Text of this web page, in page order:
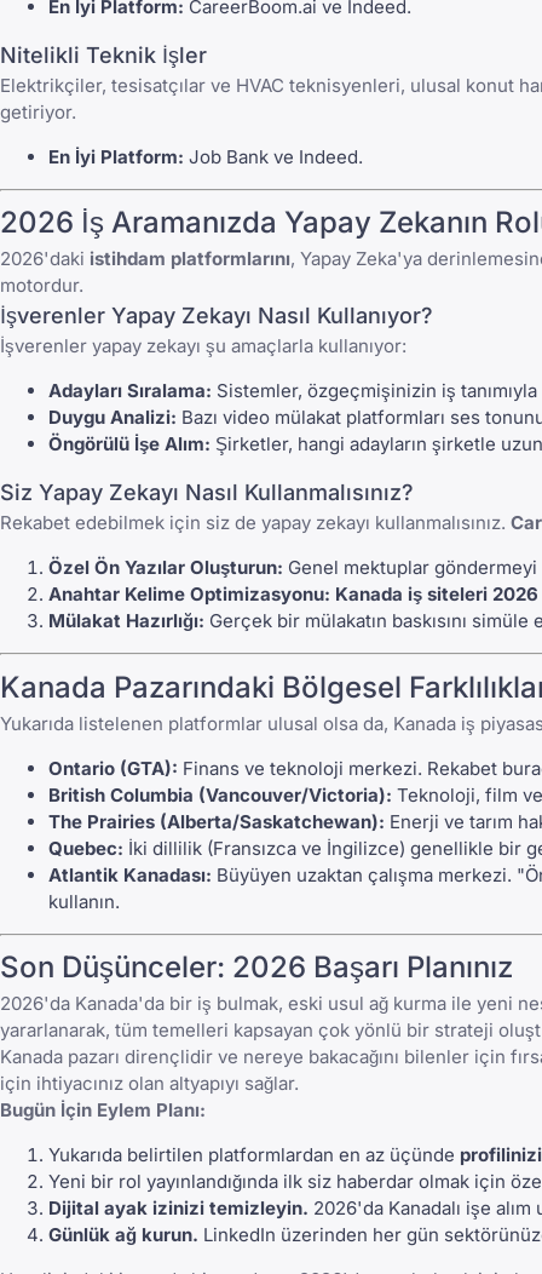
En İyi Platform: CareerBoom.ai ve Indeed.
Nitelikli Teknik İşler
Elektrikçiler, tesisatçılar ve HVAC teknisyenleri, ulusal konut
getiriyor.
En İyi Platform: Job Bank ve Indeed.
2026 İş Aramanızda Yapay Zekanın
2026'daki istihdam platformlarını, Yapay Zeka'ya
motordur.
İşverenler Yapay Zekayı Nasıl Kullanıyor?
İşverenler yapay zekayı şu amaçlarla kullanıyor:
Adayları Sıralama: Sistemler, özgeçmişinizin iş
Duygu Analizi: Bazı video mülakat platformları ses
Öngörülü İşe Alım: Şirketler, hangi adayların şirketle
Siz Yapay Zekayı Nasıl Kullanmalısınız?
Rekabet edebilmek için siz de yapay zekayı kullanmalısınız.
Özel Ön Yazılar Oluşturun: Genel mektuplar
Anahtar Kelime Optimizasyonu: Kanada iş siteleri 2026
Mülakat Hazırlığı: Gerçek bir mülakatın baskısını
Kanada Pazarındaki Bölgesel
Yukarıda listelenen platformlar ulusal olsa da, Kanada iş
Ontario (GTA): Finans ve teknoloji merkezi. Rekabet
British Columbia (Vancouver/Victoria): Teknoloji, film
The Prairies (Alberta/Saskatchewan): Enerji ve tarım
Quebec: İki dillilik (Fransızca ve İngilizce) genellikle bir
Atlantik Kanadası: Büyüyen uzaktan çalışma merkezi.
kullanın.
Son Düşünceler: 2026 Başarı Planınız
2026'da Kanada'da bir iş bulmak, eski usul ağ kurma ile yeni
yararlanarak, tüm temelleri kapsayan çok yönlü bir strateji
Kanada pazarı dirençlidir ve nereye bakacağını bilenler için
için ihtiyacınız olan altyapıyı sağlar.
Bugün İçin Eylem Planı:
Yukarıda belirtilen platformlardan en az üçünde
Yeni bir rol yayınlandığında ilk siz haberdar olmak için
Dijital ayak izinizi temizleyin. 2026'da Kanadalı işe
Günlük ağ kurun. LinkedIn üzerinden her gün